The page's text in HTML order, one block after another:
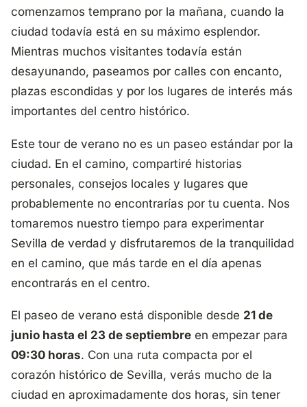
comenzamos temprano por la mañana, cuando la
ciudad todavía está en su máximo esplendor.
Mientras muchos visitantes todavía están
desayunando, paseamos por calles con encanto,
plazas escondidas y por los lugares de interés más
importantes del centro histórico.
Este tour de verano no es un paseo estándar por la
ciudad. En el camino, compartiré historias
personales, consejos locales y lugares que
probablemente no encontrarías por tu cuenta. Nos
tomaremos nuestro tiempo para experimentar
Sevilla de verdad y disfrutaremos de la tranquilidad
en el camino, que más tarde en el día apenas
encontrarás en el centro.
El paseo de verano está disponible desde 21 de
junio hasta el 23 de septiembre en empezar para
09:30 horas. Con una ruta compacta por el
corazón histórico de Sevilla, verás mucho de la
ciudad en aproximadamente dos horas, sin tener